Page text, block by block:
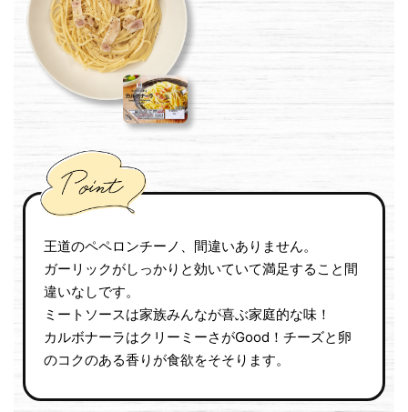
王道のペペロンチーノ、間違いありません。
ガーリックがしっかりと効いていて満足すること間
違いなしです。
ミートソースは家族みんなが喜ぶ家庭的な味！
カルボナーラはクリーミーさがGood！チーズと卵
のコクのある香りが食欲をそそります。